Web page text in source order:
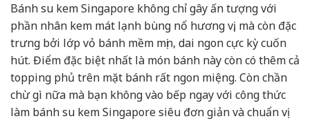
Bánh su kem Singapore không chỉ gây ấn tượng với
phần nhân kem mát lạnh bùng nổ hương vị, mà còn đặc
trưng bởi lớp vỏ bánh mềm mịn, dai ngon cực kỳ cuốn
hút. Điểm đặc biệt nhất là món bánh này còn có thêm cả
topping phủ trên mặt bánh rất ngon miệng. Còn chần
chừ gì nữa mà bạn không vào bếp ngay với công thức
làm bánh su kem Singapore siêu đơn giản và chuẩn vị